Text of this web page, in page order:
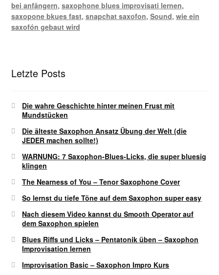
bei anfängern, saxophone blues improvisati lernen,
saxopone bkues fast, snapchat saxofon, Sound, wie ein
saxofón gebaut wird
Letzte Posts
Die wahre Geschichte hinter meinen Frust mit
Mundstücken
Die älteste Saxophon Ansatz Übung der Welt (die
JEDER machen sollte!)
WARNUNG: 7 Saxophon-Blues-Licks, die super bluesig
klingen
The Nearness of You – Tenor Saxophone Cover
So lernst du tiefe Töne auf dem Saxophon super easy
Nach diesem Video kannst du Smooth Operator auf
dem Saxophon spielen
Blues Riffs und Licks – Pentatonik üben – Saxophon
Improvisation lernen
Improvisation Basic – Saxophon Impro Kurs